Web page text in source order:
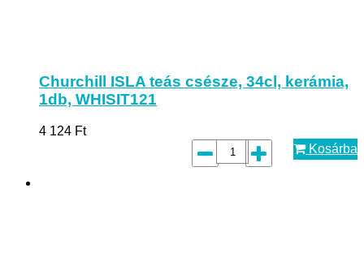
Churchill ISLA teás csésze, 34cl, kerámia,
1db, WHISIT121
4 124 Ft
Kosárba